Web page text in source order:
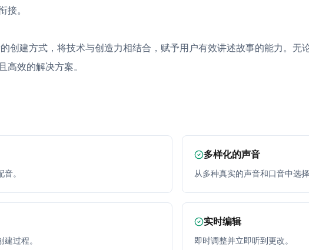
接。
创建方式，将技术与创造力相结合，赋予用户有效讲述故事的能力。无
高效的解决方案。
。
多样化的声音
从多种真实的声音和口音中选择
过程。
实时编辑
即时调整并立即听到更改。